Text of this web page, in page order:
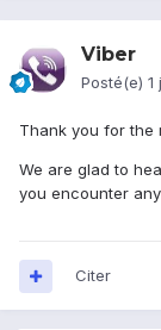
Viber
Posté(e) 1
Thank you for the
We are glad to
you encounter
Citer